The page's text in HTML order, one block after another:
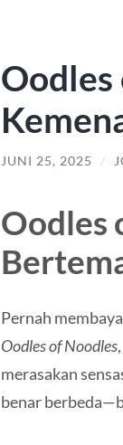
Oodles
JUNI 25, 2025 /
Oodles
Pernah
Oodles of Noodles
merasakan
benar